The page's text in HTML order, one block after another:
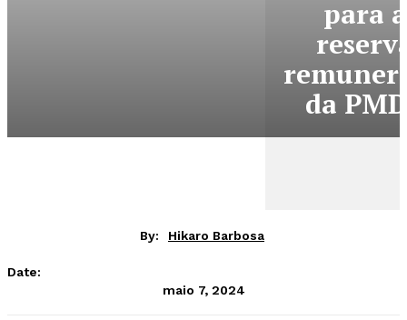
para a
da
By: Hikaro Barbosa
Date:
maio 7, 2024